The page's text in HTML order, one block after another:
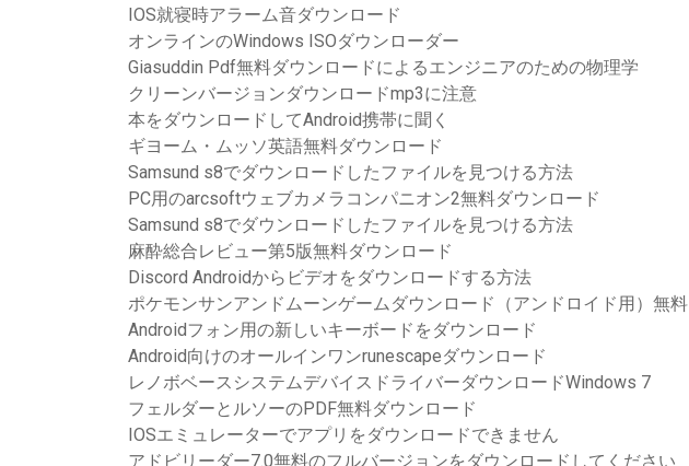
IOS就寝時アラーム音ダウンロード
オンラインのWindows ISOダウンローダー
Giasuddin Pdf無料ダウンロードによるエンジニアのための物理学
クリーンバージョンダウンロードmp3に注意
本をダウンロードしてAndroid携帯に聞く
ギヨーム・ムッソ英語無料ダウンロード
Samsund s8でダウンロードしたファイルを見つける方法
PC用のarcsoftウェブカメラコンパニオン2無料ダウンロード
Samsund s8でダウンロードしたファイルを見つける方法
麻酔総合レビュー第5版無料ダウンロード
Discord Androidからビデオをダウンロードする方法
ポケモンサンアンドムーンゲームダウンロード（アンドロイド用）無料
Androidフォン用の新しいキーボードをダウンロード
Android向けのオールインワンrunescapeダウンロード
レノボベースシステムデバイスドライバーダウンロードWindows 7
フェルダーとルソーのPDF無料ダウンロード
IOSエミュレーターでアプリをダウンロードできません
アドビリーダー7.0無料のフルバージョンをダウンロードしてください